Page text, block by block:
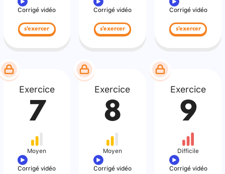
Corrigé vidéo
s'exercer
Corrigé vidéo
s'exercer
Corrigé vidéo
s'exercer
Exercice
7
Moyen
Corrigé vidéo
Exercice
8
Moyen
Corrigé vidéo
Exercice
9
Difficile
Corrigé vidéo